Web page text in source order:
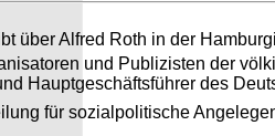
über Alfred Roth in der
und Publizisten der
Hauptgeschäftsführer des
für sozialpolitische